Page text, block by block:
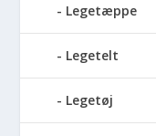
Legetæppe
Legetelt
Legetøj